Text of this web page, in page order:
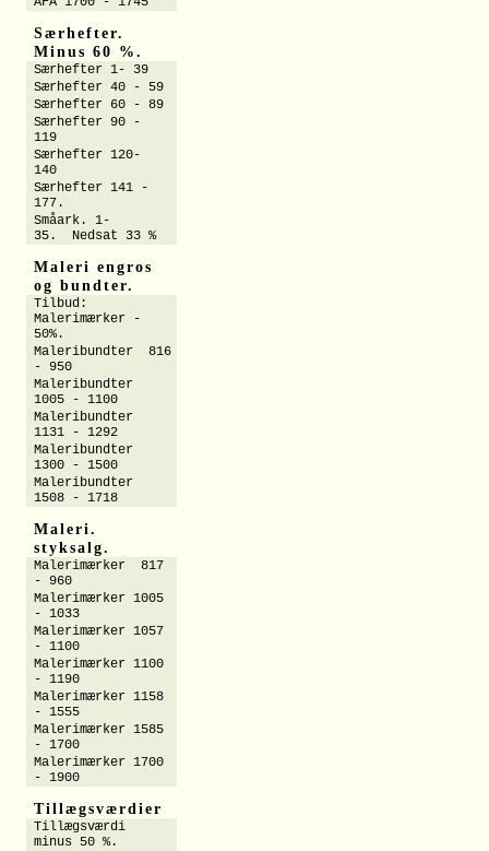
Særhefter.
Minus 60 %.
Særhefter 1- 39
Særhefter 40 - 59
Særhefter 60 - 89
Særhefter 90 -
119
Særhefter 120-
140
Særhefter 141 -
177.
Småark. 1-
35. Nedsat 33 %
Maleri engros
og bundter.
Tilbud:
Malerimærker -
50%.
Maleribundter 816
- 950
Maleribundter
1005 - 1100
Maleribundter
1131 - 1292
Maleribundter
1300 - 1500
Maleribundter
1508 - 1718
Maleri.
styksalg.
Malerimærker 817
- 960
Malerimærker 1005
- 1033
Malerimærker 1057
- 1100
Malerimærker 1100
- 1190
Malerimærker 1158
- 1555
Malerimærker 1585
- 1700
Malerimærker 1700
- 1900
Tillægsværdier
Tillægsværdi
minus 50 %.